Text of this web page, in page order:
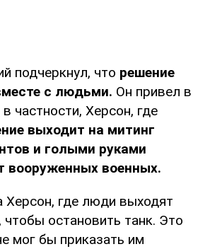
подчеркнул, что решение
с людьми. Он привел в
частности, Херсон, где
выходит на митинг
и голыми руками
вооруженных военных.
Херсон, где люди выходят
остановить танк. Это
мог бы приказать им